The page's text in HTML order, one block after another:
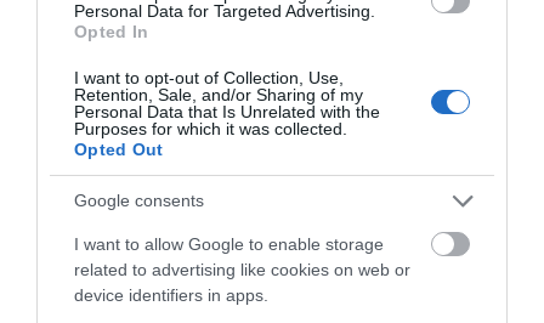
Personal Data for Targeted Advertising.
Opted In
I want to opt-out of Collection, Use,
Retention, Sale, and/or Sharing of my
Personal Data that Is Unrelated with the
Purposes for which it was collected.
Opted Out
Google consents
I want to allow Google to enable storage
related to advertising like cookies on web or
device identifiers in apps.
Μητσοτάκης: Τα υγειονομικά μέτρα θα
παραμείνουν σε ισχύ έως ότου χτίσουμε